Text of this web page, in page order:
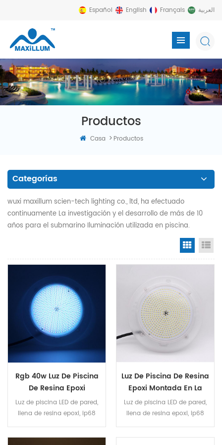
Español English Français العربية
Productos
Casa > Productos
Categorías
wuxi maxillum scien-tech lighting co., ltd, ha efectuado
continuamente La investigación y el desarrollo de más de 10
años para el submarino Iluminación utilizada en piscina.
Grid
Rgb 40w Luz De Piscina
De Resina Epoxi
Montada En La Pared
Luz de piscina LED de pared,
llena de resina epoxi, ip68
100% impermeable. La
bombilla led puede ser de
Luz De Piscina De Resina
Epoxi Montada En La
Pared Blanca 32w
Luz de piscina LED de pared,
llena de resina epoxi, ip68
100% impermeable. La
bombilla led puede ser de